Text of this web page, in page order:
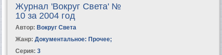
Журнал 'Вокруг Света' №
10 за 2004 год
Автор: Вокруг Света
Жанр: Документальное: Прочее;
Серия: 3